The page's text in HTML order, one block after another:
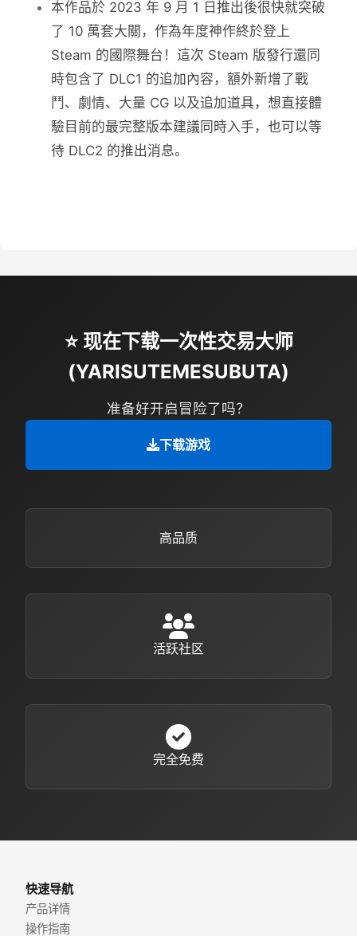
本作品於 2023 年 9 月 1 日推出後很快就突破
了 10 萬套大關，作為年度神作終於登上
Steam 的國際舞台！這次 Steam 版發行還同
時包含了 DLC1 的追加內容，額外新增了戰
鬥、劇情、大量 CG 以及追加道具，想直接體
驗目前的最完整版本建議同時入手，也可以等
待 DLC2 的推出消息。
⭐ 现在下载一次性交易大师
(YARISUTEMESUBUTA)
准备好开启冒险了吗？
下载游戏
高品质
活跃社区
完全免费
快速导航
产品详情
操作指南